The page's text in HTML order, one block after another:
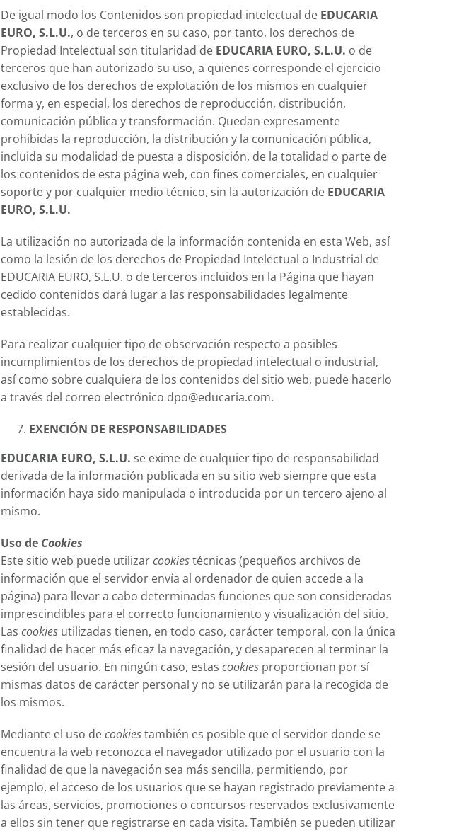
De igual modo los Contenidos son propiedad intelectual de EDUCARIA
EURO, S.L.U., o de terceros en su caso, por tanto, los derechos de
Propiedad Intelectual son titularidad de EDUCARIA EURO, S.L.U. o de
terceros que han autorizado su uso, a quienes corresponde el ejercicio
exclusivo de los derechos de explotación de los mismos en cualquier
forma y, en especial, los derechos de reproducción, distribución,
comunicación pública y transformación. Quedan expresamente
prohibidas la reproducción, la distribución y la comunicación pública,
incluida su modalidad de puesta a disposición, de la totalidad o parte de
los contenidos de esta página web, con fines comerciales, en cualquier
soporte y por cualquier medio técnico, sin la autorización de EDUCARIA
EURO, S.L.U.
La utilización no autorizada de la información contenida en esta Web, así
como la lesión de los derechos de Propiedad Intelectual o Industrial de
EDUCARIA EURO, S.L.U. o de terceros incluidos en la Página que hayan
cedido contenidos dará lugar a las responsabilidades legalmente
establecidas.
Para realizar cualquier tipo de observación respecto a posibles
incumplimientos de los derechos de propiedad intelectual o industrial,
así como sobre cualquiera de los contenidos del sitio web, puede hacerlo
a través del correo electrónico dpo@educaria.com.
EXENCIÓN DE RESPONSABILIDADES
EDUCARIA EURO, S.L.U. se exime de cualquier tipo de responsabilidad
derivada de la información publicada en su sitio web siempre que esta
información haya sido manipulada o introducida por un tercero ajeno al
mismo.
Uso de Cookies
Este sitio web puede utilizarcookiestécnicas (pequeños archivos de
información que el servidor envía al ordenador de quien accede a la
página) para llevar a cabo determinadas funciones que son consideradas
imprescindibles para el correcto funcionamiento y visualización del sitio.
Las cookies utilizadas tienen, en todo caso, carácter temporal, con la única
finalidad de hacer más eficaz la navegación, y desaparecen al terminar la
sesión del usuario. En ningún caso, estas cookies proporcionan por sí
mismas datos de carácter personal y no se utilizarán para la recogida de
los mismos.
Mediante el uso decookiestambién es posible que el servidor donde se
encuentra la web reconozca el navegador utilizado por el usuario con la
finalidad de que la navegación sea más sencilla, permitiendo, por
ejemplo, el acceso de los usuarios que se hayan registrado previamente a
las áreas, servicios, promociones o concursos reservados exclusivamente
a ellos sin tener que registrarse en cada visita. También se pueden utilizar